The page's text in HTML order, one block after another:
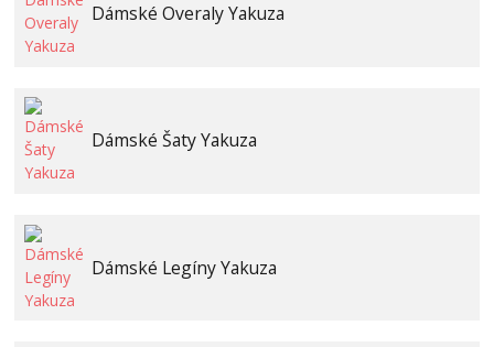
Dámské Overaly Yakuza
Dámské Šaty Yakuza
Dámské Legíny Yakuza